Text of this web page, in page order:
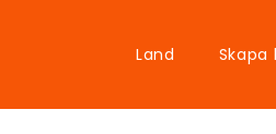
Land Skapa